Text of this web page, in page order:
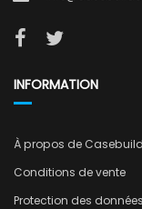
INFORMATION
À propos de
Conditions de vente
Protection des données